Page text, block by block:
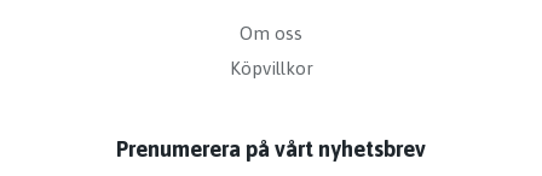
Om oss
Köpvillkor
Prenumerera på vårt nyhetsbrev